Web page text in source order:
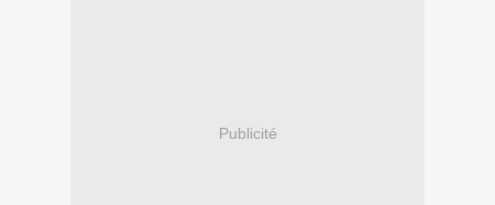
Publicité